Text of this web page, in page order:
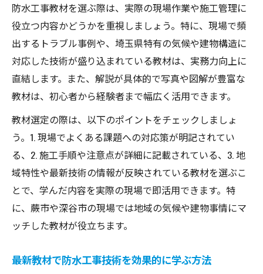
企業連携型防水工事教材の現場活用メリッ
防水工事現場で強みとなる連携型教材の特
長
企業連携教材が防水工事スキルに与える影
実務家に支持される防水工事企業教材の選
び方
現場即応の防水工事教材は企業連携が鍵と
なる
防水工事の最新技術と学習の実例紹介
防水工事の最新技術を学ぶ教材の選定方法
防水工事の新技術導入に欠かせない教材と
防水工事教材を選ぶ際は、実際の現場作業や施工管理に
役立つ内容かどうかを重視しましょう。特に、現場で頻
出するトラブル事例や、埼玉県特有の気候や建物構造に
対応した技術が盛り込まれている教材は、実務力向上に
直結します。また、解説が具体的で写真や図解が豊富な
教材は、初心者から経験者まで幅広く活用できます。
教材選定の際は、以下のポイントをチェックしましょ
う。1. 現場でよくある課題への対応策が明記されてい
る、2. 施工手順や注意点が詳細に記載されている、3. 地
域特性や最新技術の情報が反映されている教材を選ぶこ
とで、学んだ内容を実際の現場で即活用できます。特
に、蕨市や深谷市の現場では地域の気候や建物事情にマ
ッチした教材が役立ちます。
最新教材で防水工事技術を効果的に学ぶ方法